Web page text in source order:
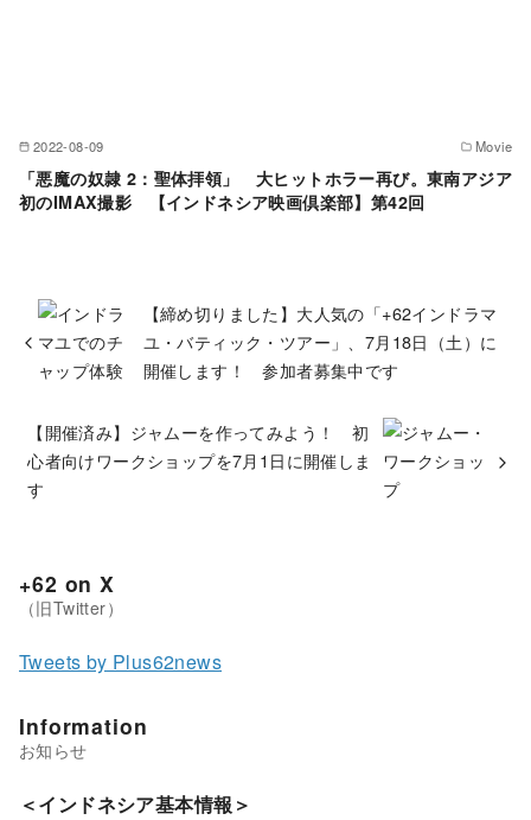
2022-08-09 Movie
「悪魔の奴隷 2：聖体拝領」 大ヒットホラー再び。東南アジア
初のIMAX撮影 【インドネシア映画倶楽部】第42回
【締め切りました】大人気の「+62インドラマ
ユ・バティック・ツアー」、7月18日（土）に
開催します！ 参加者募集中です
【開催済み】ジャムーを作ってみよう！ 初
心者向けワークショップを7月1日に開催しま
す
+62 on X
Tweets by Plus62news
Information
＜インドネシア基本情報＞